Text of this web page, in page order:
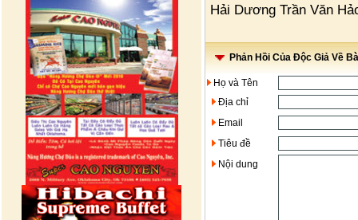
Hải Dương Trần Văn
Phản Hồi Của Độc Giả Về
Họ và Tên
Địa chỉ
Email
Tiêu đề
Nội dung